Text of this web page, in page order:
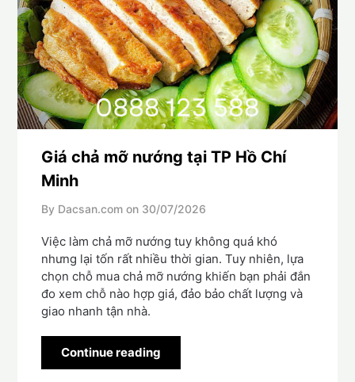
Giá chả mỡ nướng tại TP Hồ Chí
Minh
By Dacsan.com on 30/07/2026
Việc làm chả mỡ nướng tuy không quá khó
nhưng lại tốn rất nhiều thời gian. Tuy nhiên, lựa
chọn chỗ mua chả mỡ nướng khiến bạn phải đắn
đo xem chỗ nào hợp giá, đảo bảo chất lượng và
giao nhanh tận nhà.
Continue reading